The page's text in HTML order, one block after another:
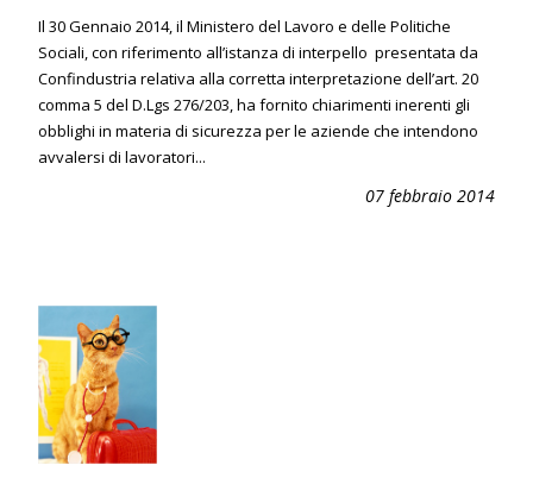
Il 30 Gennaio 2014, il Ministero del Lavoro e delle Politiche
Sociali, con riferimento all’istanza di interpello presentata da
Confindustria relativa alla corretta interpretazione dell’art. 20
comma 5 del D.Lgs 276/203, ha fornito chiarimenti inerenti gli
obblighi in materia di sicurezza per le aziende che intendono
avvalersi di lavoratori...
07 febbraio 2014